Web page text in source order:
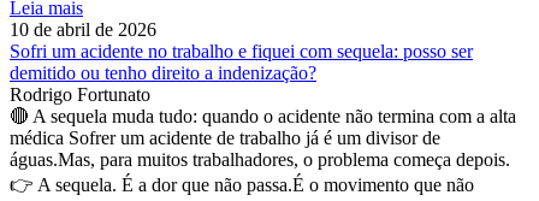
Leia mais
10 de abril de 2026
Sofri um acidente no trabalho e fiquei com sequela: posso ser
demitido ou tenho direito a indenização?
Rodrigo Fortunato
🔴 A sequela muda tudo: quando o acidente não termina com a alta
médica Sofrer um acidente de trabalho já é um divisor de
águas.Mas, para muitos trabalhadores, o problema começa depois.
👉 A sequela. É a dor que não passa.É o movimento que não